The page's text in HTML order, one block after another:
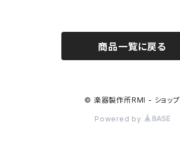
商品一覧に戻る
© 楽器製作所RMI - ショップ
Powered by